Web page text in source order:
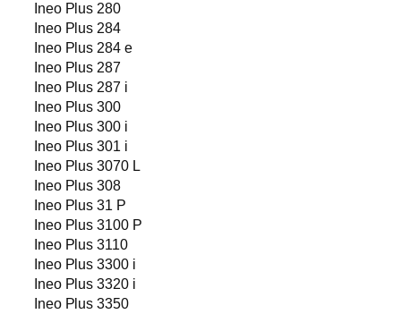
Ineo Plus 280
Ineo Plus 284
Ineo Plus 284 e
Ineo Plus 287
Ineo Plus 287 i
Ineo Plus 300
Ineo Plus 300 i
Ineo Plus 301 i
Ineo Plus 3070 L
Ineo Plus 308
Ineo Plus 31 P
Ineo Plus 3100 P
Ineo Plus 3110
Ineo Plus 3300 i
Ineo Plus 3320 i
Ineo Plus 3350